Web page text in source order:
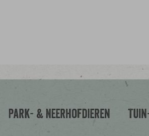
Park- & Neerhofdieren